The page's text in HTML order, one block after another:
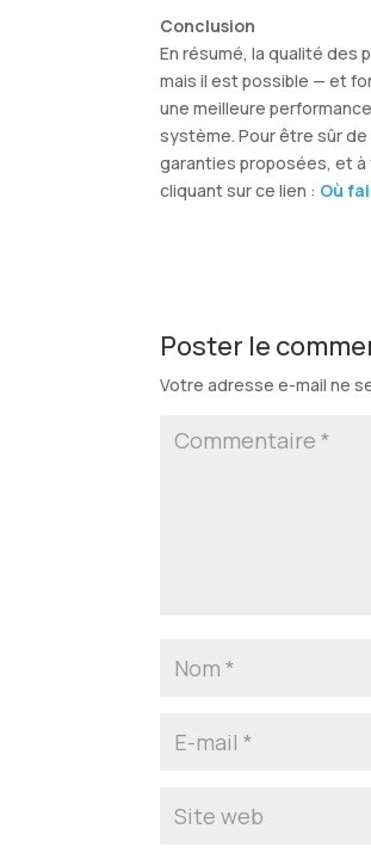
Conclusion
En résumé, la qualité des
mais il est possible — et
une meilleure
système. Pour être sûr
garanties proposées, et à
cliquant sur ce lien : Où
Poster le
Votre adresse e-mail ne